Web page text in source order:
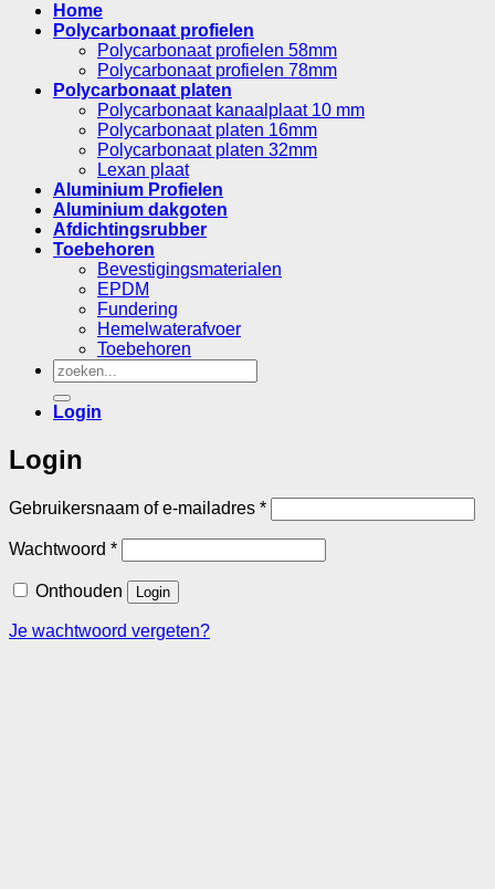
Home
Polycarbonaat profielen
Polycarbonaat profielen 58mm
Polycarbonaat profielen 78mm
Polycarbonaat platen
Polycarbonaat kanaalplaat 10 mm
Polycarbonaat platen 16mm
Polycarbonaat platen 32mm
Lexan plaat
Aluminium Profielen
Aluminium dakgoten
Afdichtingsrubber
Toebehoren
Bevestigingsmaterialen
EPDM
Fundering
Hemelwaterafvoer
Toebehoren
Zoeken
naar:
Login
Login
Gebruikersnaam of e-mailadres *Vereist
Wachtwoord *Vereist
Onthouden Login
Je wachtwoord vergeten?